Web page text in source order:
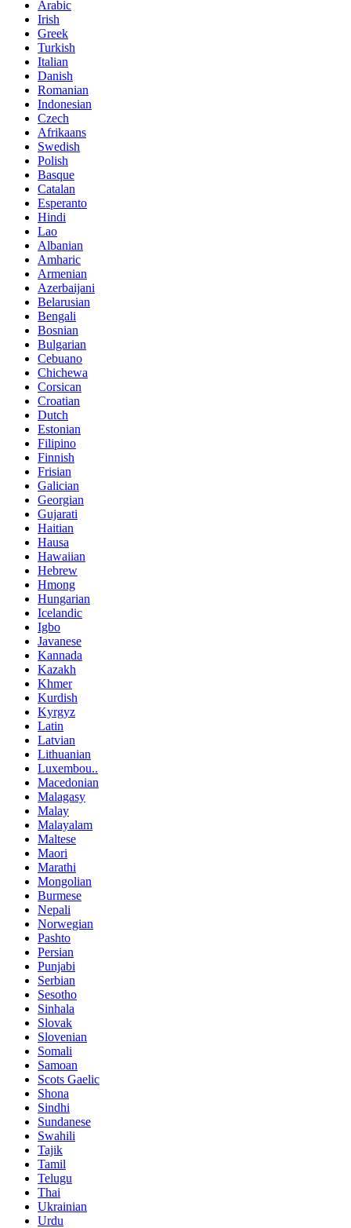
Arabic
Irish
Greek
Turkish
Italian
Danish
Romanian
Indonesian
Czech
Afrikaans
Swedish
Polish
Basque
Catalan
Esperanto
Hindi
Lao
Albanian
Amharic
Armenian
Azerbaijani
Belarusian
Bengali
Bosnian
Bulgarian
Cebuano
Chichewa
Corsican
Croatian
Dutch
Estonian
Filipino
Finnish
Frisian
Galician
Georgian
Gujarati
Haitian
Hausa
Hawaiian
Hebrew
Hmong
Hungarian
Icelandic
Igbo
Javanese
Kannada
Kazakh
Khmer
Kurdish
Kyrgyz
Latin
Latvian
Lithuanian
Luxembou..
Macedonian
Malagasy
Malay
Malayalam
Maltese
Maori
Marathi
Mongolian
Burmese
Nepali
Norwegian
Pashto
Persian
Punjabi
Serbian
Sesotho
Sinhala
Slovak
Slovenian
Somali
Samoan
Scots Gaelic
Shona
Sindhi
Sundanese
Swahili
Tajik
Tamil
Telugu
Thai
Ukrainian
Urdu